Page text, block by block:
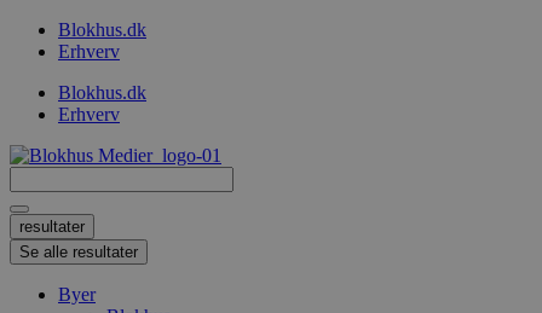
VidereBlokhus.dk
Erhverv
Blokhus.dk
Erhverv
...
resultater
Se alle resultater
Byer